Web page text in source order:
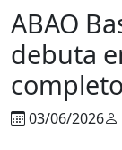
ABAO
debuta
completo
03/06/2026